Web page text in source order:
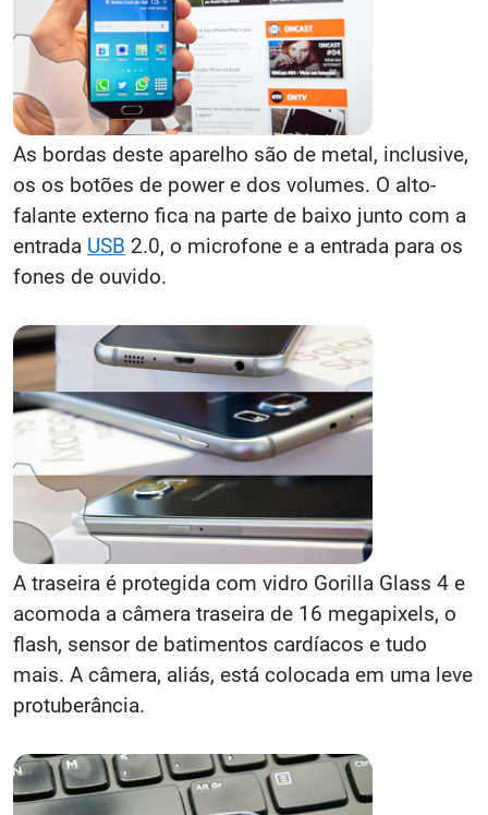
As bordas deste aparelho são de metal, inclusive,
os os botões de power e dos volumes. O alto-
falante externo fica na parte de baixo junto com a
entrada USB 2.0, o microfone e a entrada para os
fones de ouvido.
A traseira é protegida com vidro Gorilla Glass 4 e
acomoda a câmera traseira de 16 megapixels, o
flash, sensor de batimentos cardíacos e tudo
mais. A câmera, aliás, está colocada em uma leve
protuberância.